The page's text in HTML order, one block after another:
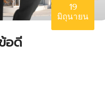
19
มิถุนายน
อดี